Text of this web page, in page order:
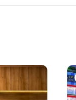
các viên gạch
các đường cắt